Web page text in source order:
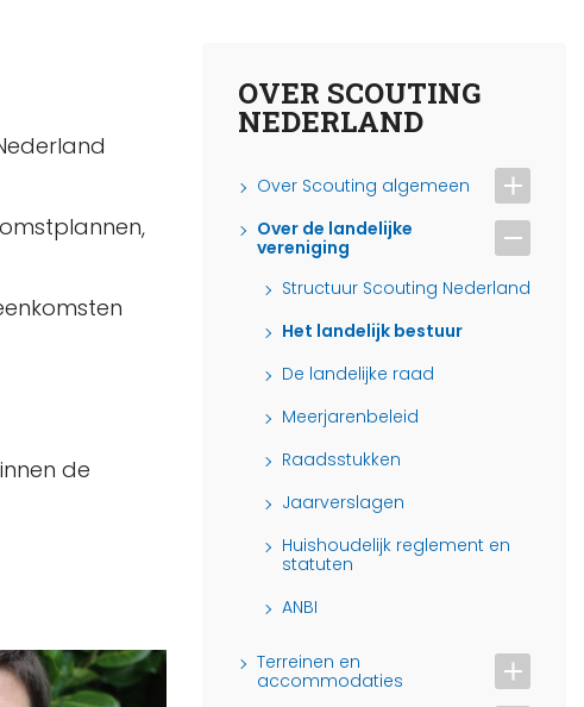
de
OVER SCOUTING
NEDERLAND
Over Scouting algemeen
Over de landelijke
vereniging
Structuur Scouting Nederland
Het landelijk bestuur
De landelijke raad
Meerjarenbeleid
Raadsstukken
Jaarverslagen
Huishoudelijk reglement en
statuten
ANBI
Terreinen en
accommodaties